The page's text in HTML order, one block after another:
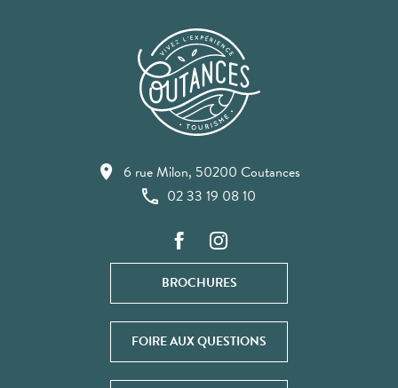
6 rue Milon, 50200 Coutances
02 33 19 08 10
BROCHURES
FOIRE AUX QUESTIONS